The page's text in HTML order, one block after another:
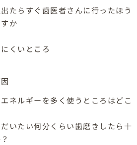
たらすぐ歯医者さんに行ったほう
か
くいところ
ネルギーを多く使うところはどこ
いたい何分くらい歯磨きしたら十